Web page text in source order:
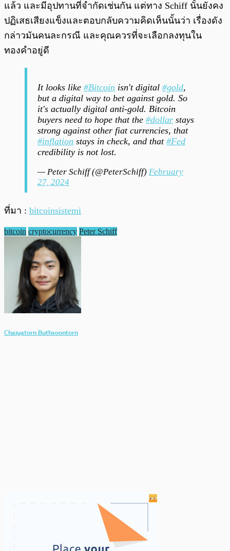
แล้ว และมีอุปทานที่จำกัดเช่นกัน แต่ทาง Schiff นั้นยังคง
ปฏิเสธเสียงแข็งและตอบกลับความคิดเห็นนั้นว่า เรื่องดัง
กล่าวมันคนละกรณี และคุณควรที่จะเลือกลงทุนใน
ทองคำอยู่ดี
It looks like #Bitcoin isn't digital #gold,
but a digital way to bet against gold. So
it's actually digital anti-gold. Bitcoin
buyers need to hope that the #dollar stays
strong against other fiat currencies, that
#inflation stays in check, and that #Fed
credibility is not lost.
— Peter Schiff (@PeterSchiff) February
27, 2024
ที่มา : bitcoinsistemi
bitcoin cryptocurrency Peter Schiff
Chaiyatorn Buthsoontorn